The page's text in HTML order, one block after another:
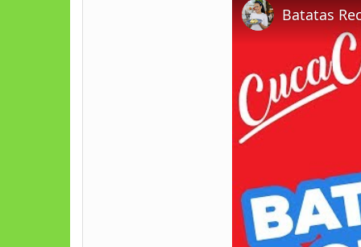
Batatas